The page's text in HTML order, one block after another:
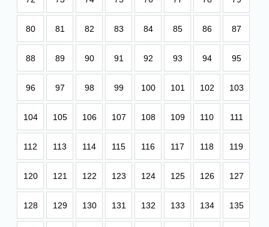
80 81 82 83 84 85 86 87
88 89 90 91 92 93 94 95
96 97 98 99 100 101 102 103
104 105 106 107 108 109 110 111
112 113 114 115 116 117 118 119
120 121 122 123 124 125 126 127
128 129 130 131 132 133 134 135